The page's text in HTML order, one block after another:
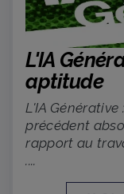
L'IA
aptitude
L'IA
précédent
rapport au
....